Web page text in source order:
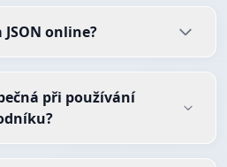
JSON online?
při používání